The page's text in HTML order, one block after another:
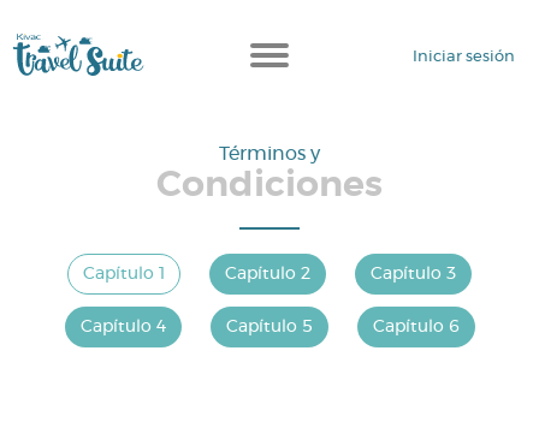
Iniciar sesión
Términos y
Condiciones
Capítulo 1 Capítulo 2 Capítulo 3
Capítulo 4 Capítulo 5 Capítulo 6